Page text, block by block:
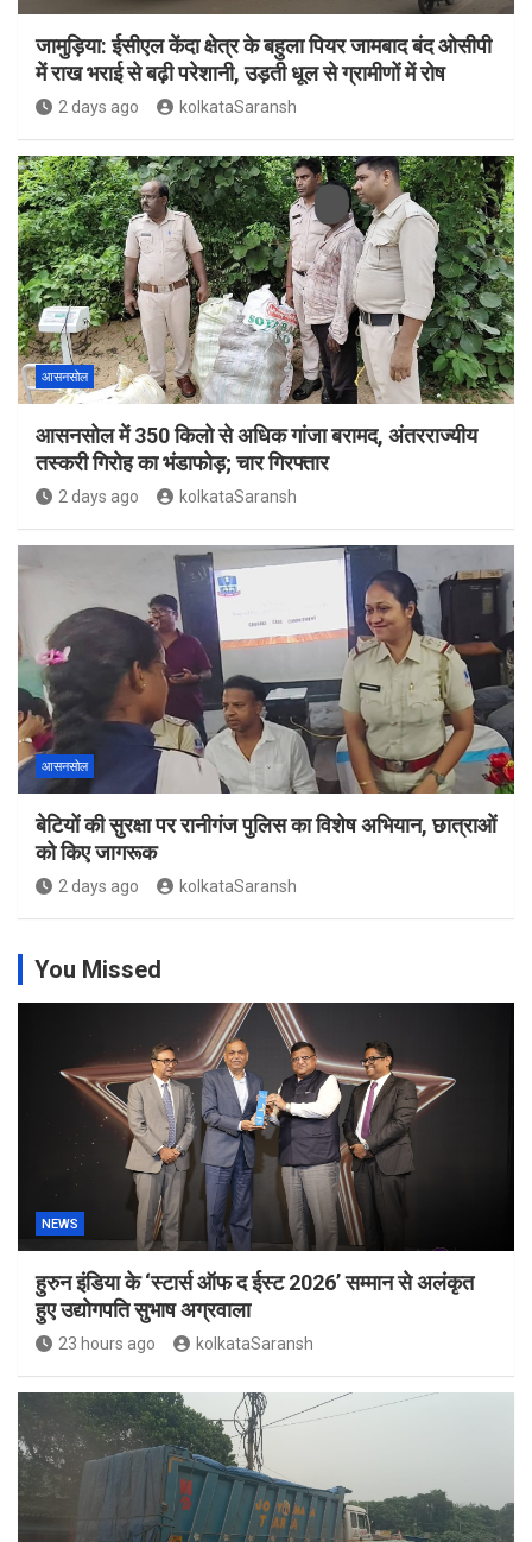
जामुड़िया: ईसीएल केंदा क्षेत्र के बहुला पियर जामबाद बंद ओसीपी
में राख भराई से बढ़ी परेशानी, उड़ती धूल से ग्रामीणों में रोष
2 days ago kolkataSaransh
आसनसोल
आसनसोल में 350 किलो से अधिक गांजा बरामद, अंतरराज्यीय
तस्करी गिरोह का भंडाफोड़; चार गिरफ्तार
2 days ago kolkataSaransh
आसनसोल
बेटियों की सुरक्षा पर रानीगंज पुलिस का विशेष अभियान, छात्राओं
को किए जागरूक
2 days ago kolkataSaransh
You Missed
NEWS
हुरुन इंडिया के ‘स्टार्स ऑफ द ईस्ट 2026’ सम्मान से अलंकृत
हुए उद्योगपति सुभाष अग्रवाला
23 hours ago kolkataSaransh